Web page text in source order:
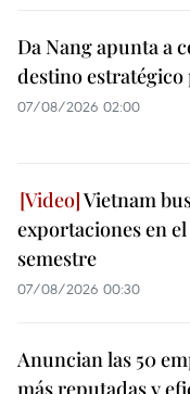
Da Nang apunta a
destino
07/08/2026 02:00
Vietnam
exportaciones en
semestre
07/08/2026 00:30
Anuncian las 50